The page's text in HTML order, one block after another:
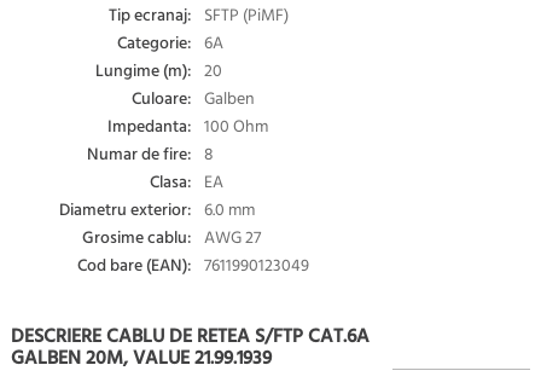
Tip ecranaj: SFTP (PiMF)
Categorie: 6A
Lungime (m): 20
Culoare: Galben
Impedanta: 100 Ohm
Numar de fire: 8
Clasa: EA
Diametru exterior: 6.0 mm
Grosime cablu: AWG 27
Cod bare (EAN): 7611990123049
DESCRIERE CABLU DE RETEA S/FTP CAT.6A
GALBEN 20M, VALUE 21.99.1939